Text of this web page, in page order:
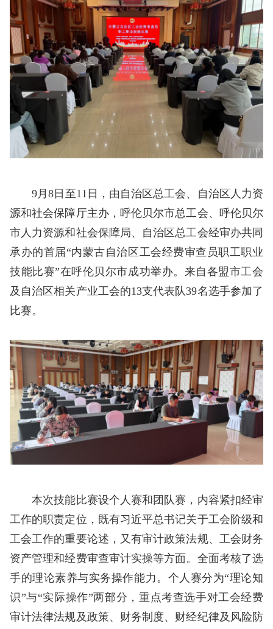
9月8日至11日，由自治区总工会、自治区人力资
源和社会保障厅主办，呼伦贝尔市总工会、呼伦贝尔
市人力资源和社会保障局、自治区总工会经审办共同
承办的首届“内蒙古自治区工会经费审查员职工职业
技能比赛”在呼伦贝尔市成功举办。来自各盟市工会
及自治区相关产业工会的13支代表队39名选手参加了
比赛。
本次技能比赛设个人赛和团队赛，内容紧扣经审
工作的职责定位，既有习近平总书记关于工会阶级和
工会工作的重要论述，又有审计政策法规、工会财务
资产管理和经费审查审计实操等方面。全面考核了选
手的理论素养与实务操作能力。个人赛分为“理论知
识”与“实际操作”两部分，重点考查选手对工会经费
审计法律法规及政策、财务制度、财经纪律及风险防